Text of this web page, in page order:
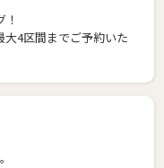
4区間までご予約いた